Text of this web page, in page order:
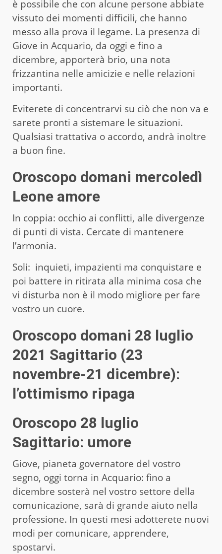
è possibile che con alcune persone abbiate
vissuto dei momenti difficili, che hanno
messo alla prova il legame. La presenza di
Giove in Acquario, da oggi e fino a
dicembre, apporterà brio, una nota
frizzantina nelle amicizie e nelle relazioni
importanti.
Eviterete di concentrarvi su ciò che non va e
sarete pronti a sistemare le situazioni.
Qualsiasi trattativa o accordo, andrà inoltre
a buon fine.
Oroscopo domani mercoledì
Leone amore
In coppia: occhio ai conflitti, alle divergenze
di punti di vista. Cercate di mantenere
l’armonia.
Soli: inquieti, impazienti ma conquistare e
poi battere in ritirata alla minima cosa che
vi disturba non è il modo migliore per fare
vostro un cuore.
Oroscopo domani 28 luglio
2021 Sagittario (23
novembre-21 dicembre):
l’ottimismo ripaga
Oroscopo 28 luglio
Sagittario: umore
Giove, pianeta governatore del vostro
segno, oggi torna in Acquario: fino a
dicembre sosterà nel vostro settore della
comunicazione, sarà di grande aiuto nella
professione. In questi mesi adotterete nuovi
modi per comunicare, apprendere,
spostarvi.